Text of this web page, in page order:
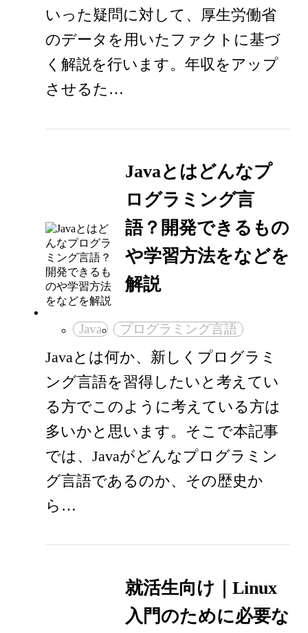
いった疑問に対して、厚生労働省
のデータを用いたファクトに基づ
く解説を行います。年収をアップ
させるた…
Javaとはどんなプ
ログラミング言
語？開発できるもの
や学習方法をなどを
解説
Java プログラミング言語
Javaとは何か、新しくプログラミ
ング言語を習得したいと考えてい
る方でこのように考えている方は
多いかと思います。そこで本記事
では、Javaがどんなプログラミン
グ言語であるのか、その歴史か
ら…
就活生向け｜Linux
入門のために必要な